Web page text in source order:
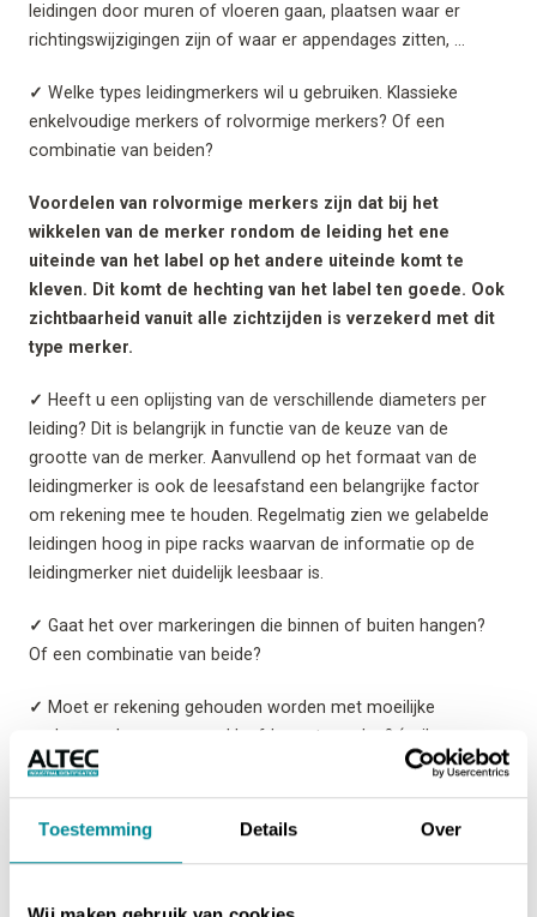
Toestemming Details Over
leidingen door muren of vloeren gaan, plaatsen waar er
richtingswijzigingen zijn of waar er appendages zitten, …
✓ Welke types leidingmerkers wil u gebruiken. Klassieke
enkelvoudige merkers of rolvormige merkers? Of een
combinatie van beiden?
Voordelen van rolvormige merkers zijn dat bij het
wikkelen van de merker rondom de leiding het ene
uiteinde van het label op het andere uiteinde komt te
kleven. Dit komt de hechting van het label ten goede. Ook
zichtbaarheid vanuit alle zichtzijden is verzekerd met dit
type merker.
✓ Heeft u een oplijsting van de verschillende diameters per
leiding? Dit is belangrijk in functie van de keuze van de
grootte van de merker. Aanvullend op het formaat van de
leidingmerker is ook de leesafstand een belangrijke factor
om rekening mee te houden. Regelmatig zien we gelabelde
leidingen hoog in pipe racks waarvan de informatie op de
leidingmerker niet duidelijk leesbaar is.
✓ Gaat het over markeringen die binnen of buiten hangen?
Of een combinatie van beide?
✓ Moet er rekening gehouden worden met moeilijke
ondergronden waarop gekleefd moet worden? (vuile
leidingen, ruwe ondergrond of geïsoleerde leidingen?) Diverse
aanvullende oplossingen en accessoires zijn beschikbaar in
dat geval.
vereisten of specifieke omgevingsinvloeden waar de merkers